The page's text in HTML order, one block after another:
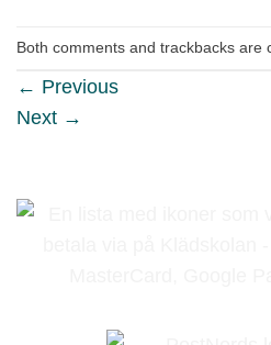
Both comments and trackbacks are
← Previous
Next →